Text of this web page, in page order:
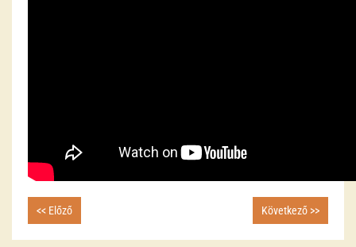
<< Előző Következő >>